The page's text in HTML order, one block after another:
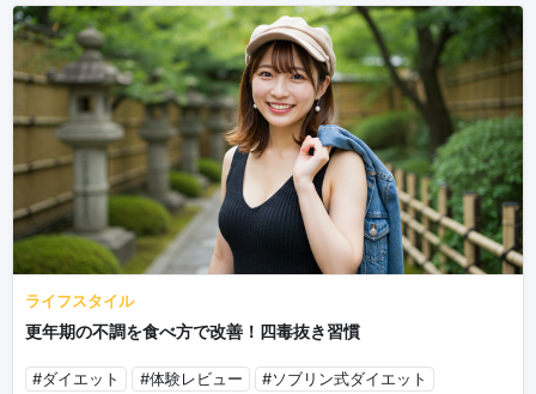
ライフスタイル
更年期の不調を食べ方で改善！四毒抜き習慣
#ダイエット #体験レビュー
#ソブリン式ダイエット